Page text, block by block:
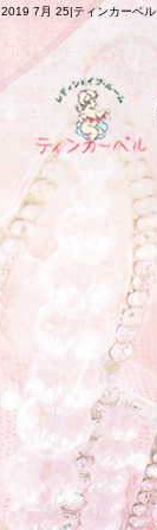
2019 7月 25|ティンカーベル